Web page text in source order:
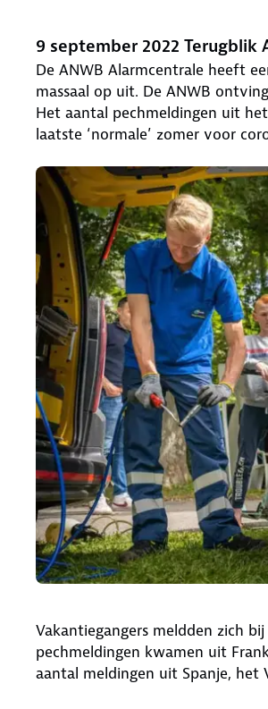
9 september 2022 Terugblik
De ANWB Alarmcentrale heeft
massaal op uit. De ANWB
Het aantal pechmeldingen uit
laatste ‘normale’ zomer voor
Vakantiegangers meldden zich
pechmeldingen kwamen uit
aantal meldingen uit Spanje, het